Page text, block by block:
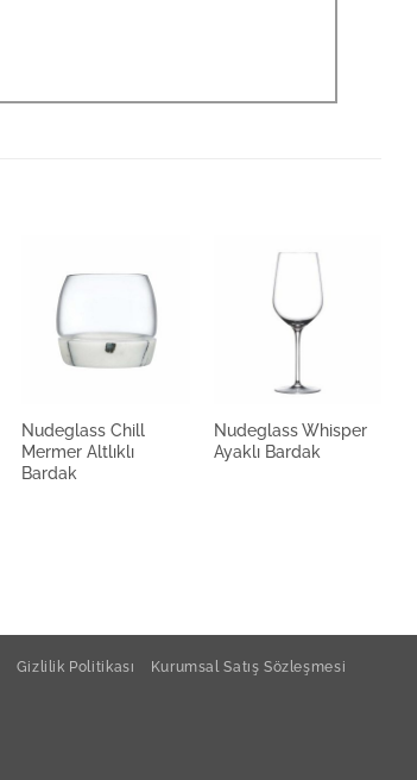
Nudeglass Chill
Mermer Altlıklı
Bardak
Nudeglass Whisper
Ayaklı Bardak
Gizlilik Politikası Kurumsal Satış Sözleşmesi